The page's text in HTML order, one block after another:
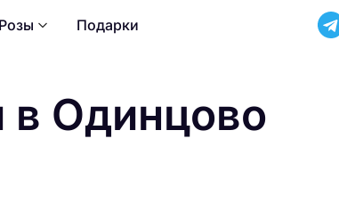
Розы Подарки
в Одинцово